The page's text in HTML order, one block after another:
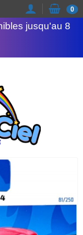
jusqu'au 8
0